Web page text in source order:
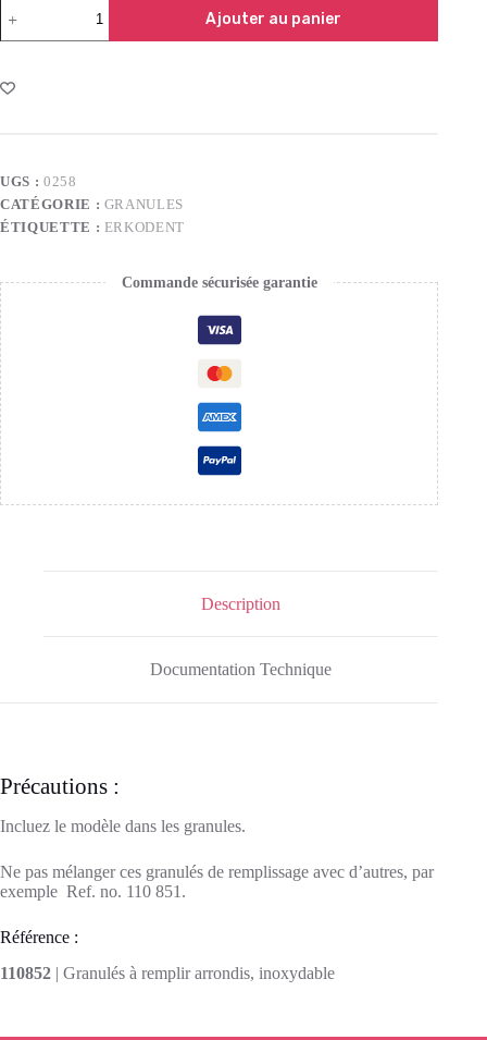
Ajouter au panier
UGS : 0258
CATÉGORIE : GRANULES
ÉTIQUETTE : ERKODENT
Commande sécurisée garantie
Description
Documentation Technique
Précautions :
Incluez le modèle dans les granules.
Ne pas mélanger ces granulés de remplissage avec d’autres, par
exemple Ref. no. 110 851.
Référence :
110852 | Granulés à remplir arrondis, inoxydable